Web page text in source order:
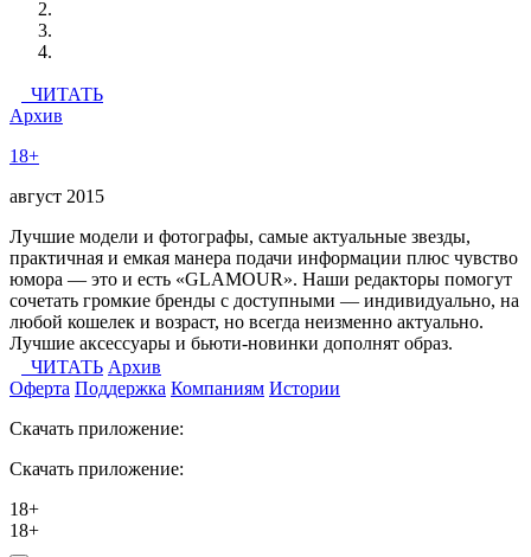
ЧИТАТЬ
Архив
18+
август 2015
Лучшие модели и фотографы, самые актуальные звезды,
практичная и емкая манера подачи информации плюс чувство
юмора — это и есть «GLAMOUR». Наши редакторы помогут
сочетать громкие бренды с доступными — индивидуально, на
любой кошелек и возраст, но всегда неизменно актуально.
Лучшие аксессуары и бьюти-новинки дополнят образ.
ЧИТАТЬ Архив
Оферта Поддержка Компаниям Истории
Скачать приложение:
Скачать приложение:
18+
18+